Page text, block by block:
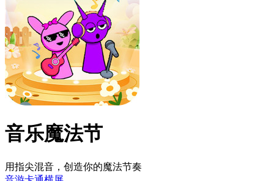
音乐魔法节
用指尖混音，创造你的魔法节奏